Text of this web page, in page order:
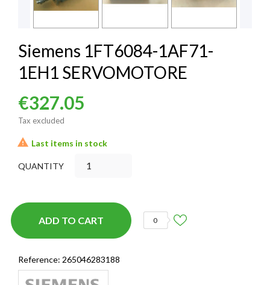
Siemens 1FT6084-1AF71-
1EH1 SERVOMOTORE
€327.05
Tax excluded
 Last items in stock
QUANTITY
ADD TO CART 0
Reference: 265046283188